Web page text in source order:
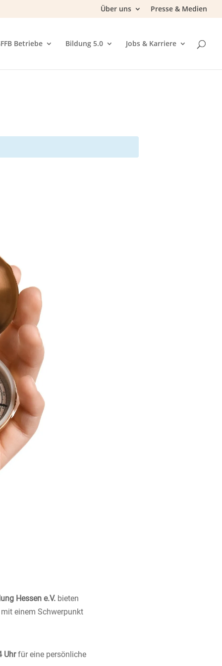
Über uns Presse & Medien
Betriebe Bildung 5.0 Jobs & Karriere
Hessen e.V.bieten
einem Schwerpunkt
Uhrfür eine persönliche